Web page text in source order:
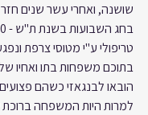
שושנה, ואחרי עשר שנים
טריפולי ע"י מטוסי צרפת
בתוכם משפחות בתו ואחיו
הובאו לבנגאזי כשהם
למרות היות המשפחה